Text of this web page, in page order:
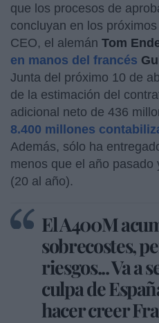
que los procesos de
concluyan en los
CEO, el alemán Tom
en manos del francés
Junta del próximo 10 de
de la estimación del
adicional neto de 436
8.400 millones
Además, sólo ha
menos que el año pasado
(20 al año).
El A400M
sobrecostes,
riesgos... Va a
culpa de
hacer creer